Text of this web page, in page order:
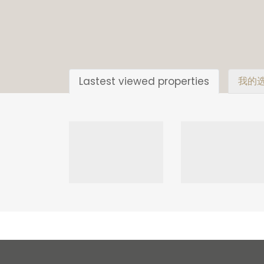
Lastest viewed properties 我的